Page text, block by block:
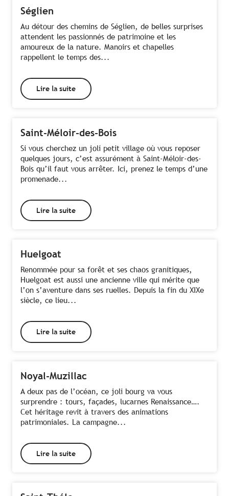
Séglien
Au détour des chemins de Séglien, de belles surprises
attendent les passionnés de patrimoine et les
amoureux de la nature. Manoirs et chapelles
rappellent le temps des...
Lire la suite
Saint-Méloir-des-Bois
Si vous cherchez un joli petit village où vous reposer
quelques jours, c’est assurément à Saint-Méloir-des-
Bois qu’il faut vous arrêter. Ici, prenez le temps d’une
promenade...
Lire la suite
Huelgoat
Renommée pour sa forêt et ses chaos granitiques,
Huelgoat est aussi une ancienne ville qui mérite que
l’on s’aventure dans ses ruelles. Depuis la fin du XIXe
siècle, ce lieu...
Lire la suite
Noyal-Muzillac
A deux pas de l’océan, ce joli bourg va vous
surprendre : tours, façades, lucarnes Renaissance….
Cet héritage revit à travers des animations
patrimoniales. La campagne...
Lire la suite